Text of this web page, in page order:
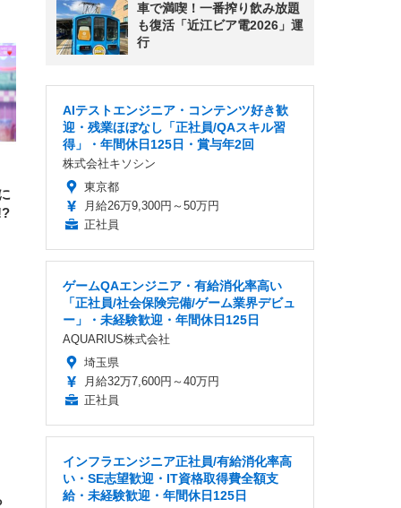
ガ
パ
さ
チ
)
車で満喫！一番搾り飲み放題
も復活「近江ビア電2026」運
行
AIテストエンジニア・コンテンツ好き歓
迎・残業ほぼなし「正社員/QAスキル習
得」・年間休日125日・賞与年2回
株式会社キソシン
東京都
月給26万9,300円～50万円
正社員
ゲームQAエンジニア・有給消化率高い
「正社員/社会保険完備/ゲーム業界デビュ
ー」・未経験歓迎・年間休日125日
AQUARIUS株式会社
埼玉県
月給32万7,600円～40万円
正社員
インフラエンジニア正社員/有給消化率高
い・SE志望歓迎・IT資格取得費全額支
給・未経験歓迎・年間休日125日